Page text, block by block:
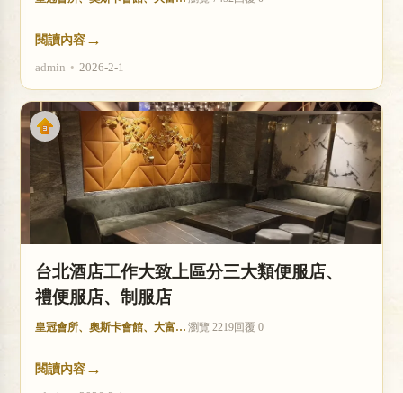
閱讀內容 →
admin • 2026-2-1
台北酒店工作大致上區分三大類便服店、
禮便服店、制服店
皇冠會所、奧斯卡會館、大富豪酒店 瀏覽 2219回覆 0
閱讀內容 →